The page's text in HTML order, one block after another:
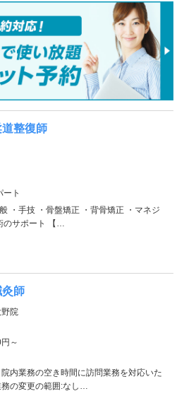
整復師
ート
・手技 ・骨盤矯正 ・背骨矯正 ・マネジ
のサポート 【…
師
院
～
院内業務の空き時間に訪問業務を対応いた
の変更の範囲:なし…